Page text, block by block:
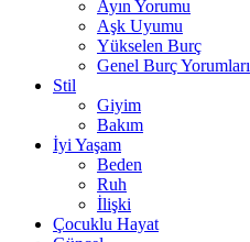
Ayın Yorumu
Aşk Uyumu
Yükselen Burç
Genel Burç Yorumları
Stil
Giyim
Bakım
İyi Yaşam
Beden
Ruh
İlişki
Çocuklu Hayat